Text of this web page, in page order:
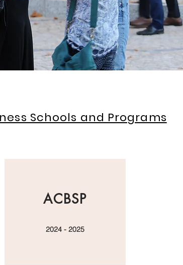
Schools and Programs
ACBSP
2024 - 2025